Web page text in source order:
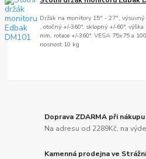
Držák na monitory 15" - 27", výsuvný
, otočný +/-360°, sklopný +/-60°,
mm, rotace +/-360°, VESA 75x75 a
nosnost 10 kg
Doprava ZDARMA při nákupu
Na adresu od 2289Kč, na
Kamenná prodejna ve